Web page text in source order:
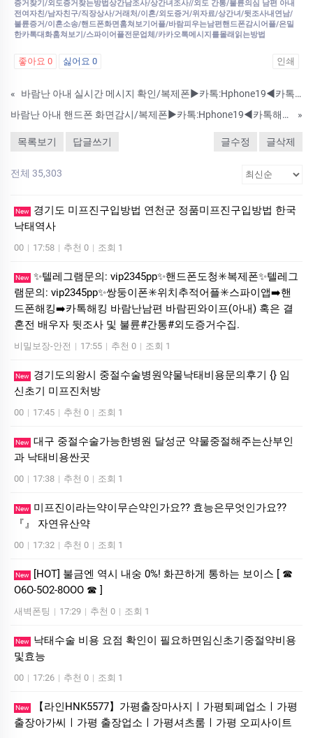
증거찾기/외도증거찾는방법상간남조사/상간녀조사//외도 간통/불륜의심 남편 아내
전여자친/남자친구/직장상사/거래처/이혼/외도증거/위자료/상간녀/뒷조사내연남/
불륜증거/이혼소송/핸드폰화면훔쳐보기어플/바람피우는남편핸드폰감시어플/은밀
한카톡대화훔쳐보기/스파이어플전문업체/카카오톡메시지를몰래읽는방법
좋아요 0 싫어요 0 인쇄
«
바람난 아내 실시간 메시지 확인/복제폰▶️카톡:Hphone19◀️카톡복구/통화 내용감시/핸드폰 화면감시
바람난 아내 핸드폰 화면감시/복제폰▶️카톡:Hphone19◀️카톡해킹/실시간 메시지 확인/핸드폰 도청
»
목록보기 답글쓰기 글수정 글삭제
전체 35,303
New
경기도 미프진구입방법 연천군 정품미프진구입방법 한국
낙­태역사
00 | 17:58 | 추천 0 | 조회 1
New ✨텔레그램문의: vip2345pp✨핸드폰도청✳️복제폰✨텔레그
램문의: vip2345pp✨쌍둥이폰✳️위치추적어플✳️스파이앱➡️핸
드폰해킹➡️카톡해킹 바람난남편 바람핀와이프(아내) 혹은 결
혼전 배우자 뒷조사 및 불륜#간통#외도증거수집.
비밀보장-안전 | 17:55 | 추천 0 | 조회 1
New
경기도의왕시 중절수술병원약물낙태비용문의후기 {} 임
신초기 미­프진처방
00 | 17:45 | 추천 0 | 조회 1
New 대구 중절수술가능한병원 달성군 약물중절해주는산부인
과 낙­태비용싼곳
00 | 17:38 | 추천 0 | 조회 1
New
미프진이라는약이무슨약인가요?? 효능은무엇인가요??
『』 자연유산약
00 | 17:32 | 추천 0 | 조회 1
New
[HOT] 불금엔 역시 내숭 0%! 화끈하게 통하는 보이스 [ ☎
O6O-5O2-8OOO ☎ ]
새벽폰팅 | 17:29 | 추천 0 | 조회 1
New
낙태수술 비용 요점 확인이 필요하면임신초기중절약비용
및효능
00 | 17:26 | 추천 0 | 조회 1
New
【라인HNK5577】가평출장마사지ㅣ가평퇴폐업소ㅣ가평
출장아가씨ㅣ가평 출장업소ㅣ가평셔츠룸ㅣ가평 오피사이트